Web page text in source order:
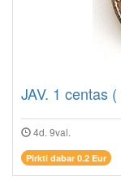
JAV. 1 centas
4d. 9val.
Pirkti dabar 0.2 Eur